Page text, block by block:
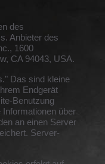
des
Anbieter des
1600
CA 94043, USA.
Das sind kleine
Endgerät
Benutzung
über
an einen Server
Server-